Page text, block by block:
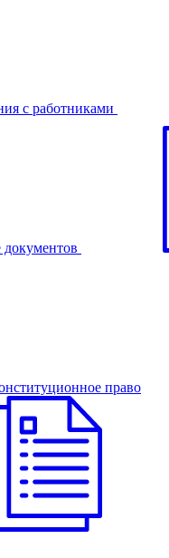
с работниками
право